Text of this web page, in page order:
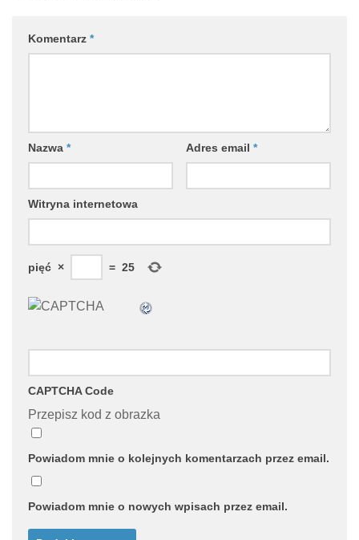
Komentarz *
Nazwa * Adres email *
Witryna internetowa
pięć × = 25
CAPTCHA Code
Przepisz kod z obrazka
Powiadom mnie o kolejnych komentarzach przez email.
Powiadom mnie o nowych wpisach przez email.